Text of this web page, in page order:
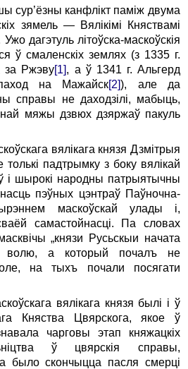
сур’ёзны канфлікт паміж двума
зямель — Вялікімі Княствамі
дагэтуль літоўска-маскоўскія
ў смаленскіх землях (з 1335 г.
за Ржэву[1], a ў 1341 г. Альгерд
на Мажайск[2]), але да
справы не даходзілі, мабыць,
мяжы дзвюх дзяржаў пакуль
вялікага князя Дзмітрыя
толькі падтрымку з боку вялікай
i шырокі народны патрыятычны
пэўных цэнтраў Паўночна-
маскоўскай улады і,
самастойнасці. Па словах
„князи Русьскыи начата
волю, а который почалъ не
на тыхъ почали посягати
вялікага князя былі i ў
Княства Цвярскога, якое ў
чарговы этап княжацкіх
ў цвярскія справы,
было скончыцца пасля смерці